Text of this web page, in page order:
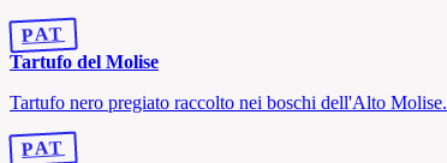
PAT
Tartufo del Molise
Tartufo nero pregiato raccolto nei boschi dell'Alto Molise.
PAT